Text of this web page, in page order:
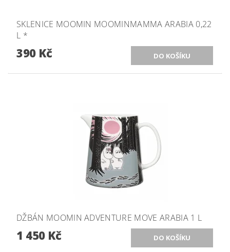
SKLENICE MOOMIN MOOMINMAMMA ARABIA 0,22
L *
390 Kč
DŽBÁN MOOMIN ADVENTURE MOVE ARABIA 1 L
1 450 Kč